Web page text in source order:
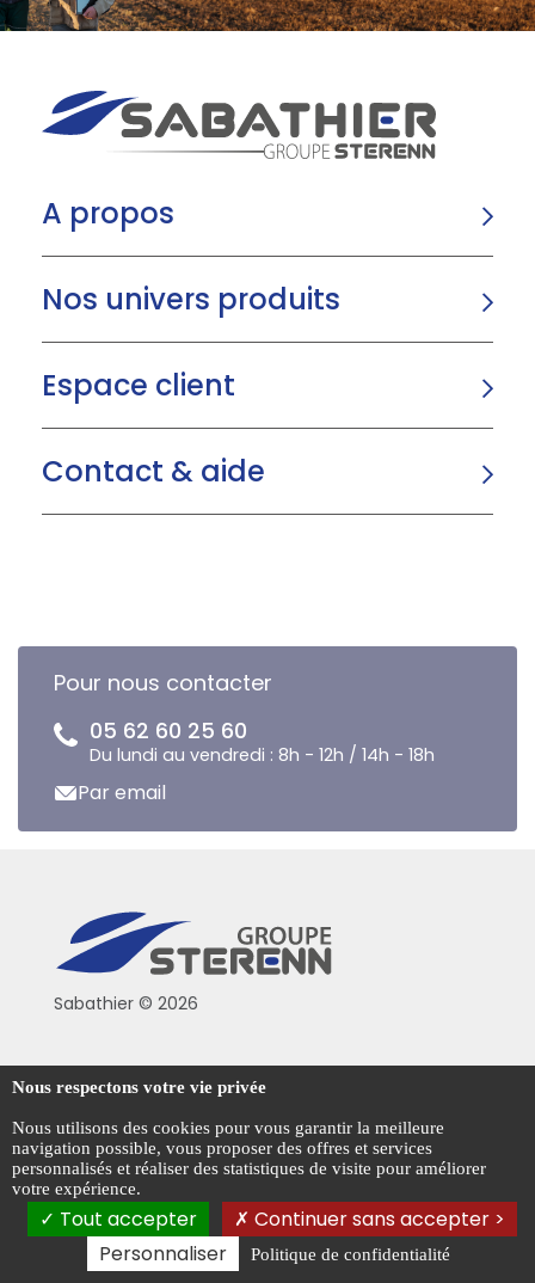
A propos
Nos univers produits
Espace client
Contact & aide
Pour nous contacter
05 62 60 25 60
Du lundi au vendredi : 8h - 12h / 14h - 18h
Par email
Sabathier © 2026
Politique de confidentialité
Conditions générales de vente
Mentions légales
Gestion des cookies
Nous respectons votre vie privée
Nous utilisons des cookies pour vous garantir la meilleure
navigation possible, vous proposer des offres et services
personnalisés et réaliser des statistiques de visite pour améliorer
votre expérience.
Tout accepter
Continuer sans accepter >
Personnaliser
Politique de confidentialité